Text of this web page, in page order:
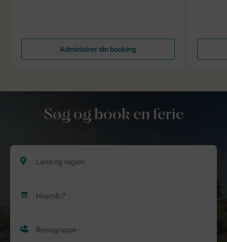
Administrer din booking
Søg og book en ferie